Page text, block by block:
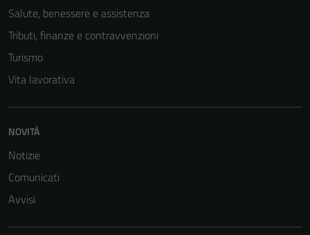
Salute, benessere e assistenza
Tributi, finanze e contravvenzioni
Turismo
Vita lavorativa
NOVITÀ
Notizie
Comunicati
Avvisi